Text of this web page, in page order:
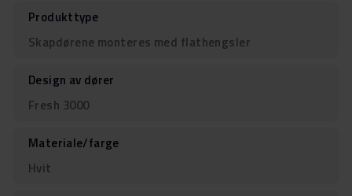
Produkttype
Skapdørene monteres med flathengsler
Design av dører
Fresh 3000
Materiale/farge
Hvit